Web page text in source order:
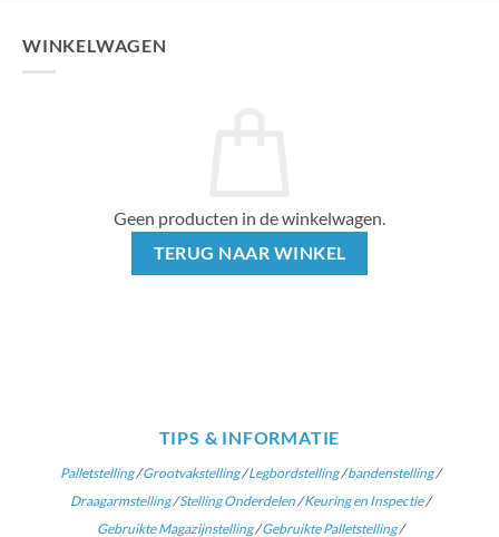
Deze
optie
productpagina
WINKELWAGEN
Geen producten in de winkelwagen.
TERUG NAAR WINKEL
TIPS & INFORMATIE
Palletstelling/Grootvakstelling/Legbordstelling/bandenstelling/
Draagarmstelling/Stelling Onderdelen/Keuring en Inspectie/
Gebruikte Magazijnstelling/Gebruikte Palletstelling/